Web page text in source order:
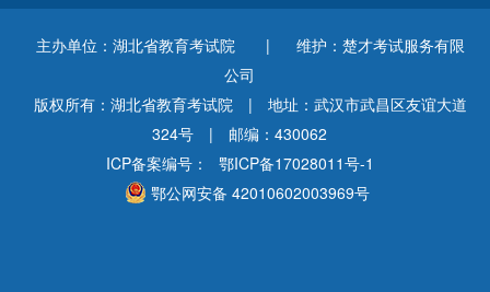
主办单位：湖北省教育考试院 |
维护：楚才考试服务有限
公司
版权所有：湖北省教育考试院
|
地址：武汉市武昌区友谊大道
324号
|
邮编：430062
ICP备案编号：
鄂ICP备17028011号-1
鄂公网安备 42010602003969号